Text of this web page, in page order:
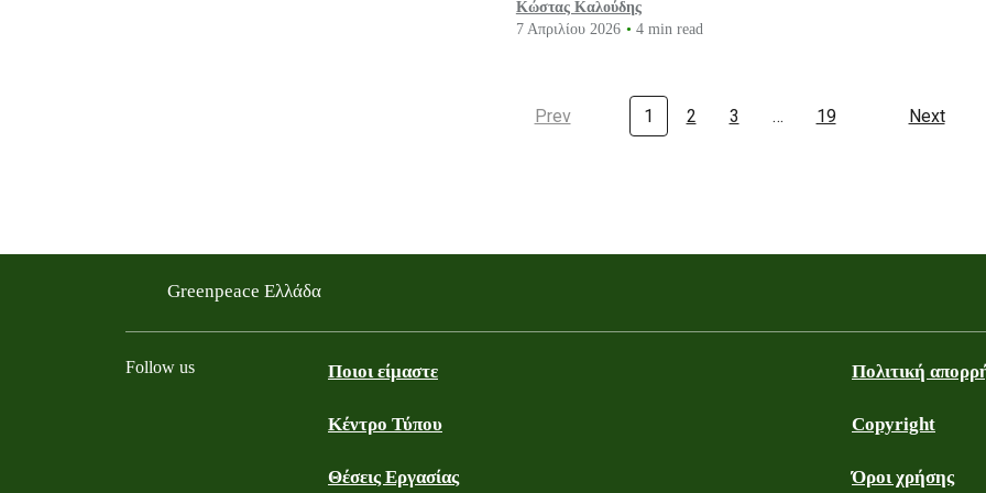
Κώστας Καλούδης
7 Απριλίου 2026
4 min read
Prev 1 2 3 … 19 Next
Greenpeace Ελλάδα
Follow us Ποιοι είμαστε
Κέντρο Τύπου
Θέσεις Εργασίας
Πολιτική
Copyright
Όροι χρήσης